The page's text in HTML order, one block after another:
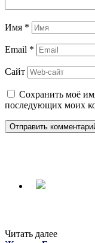
Имя *
Email *
Сайт
Сохранить моё
последующих моих
Читать далее